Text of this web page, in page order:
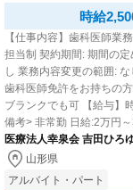
時給
【仕事内容】歯科医師業
担当制 契約期間: 期間の定めなし 就業場所変更の範囲: な
し 業務内容変更の範囲: なし 【経験・資格】<応募要件>
歯科医師免許をお持ちの方 免許をお持ちであれば未経験・
ブランクでも可 【給与】
備考> 非常勤 日給:2万円～3万円 交通費実費支給 上限
25,000円 賞与なし 昇...
医療法人幸泉会 吉田ひろ
山形県
アルバイト・パート